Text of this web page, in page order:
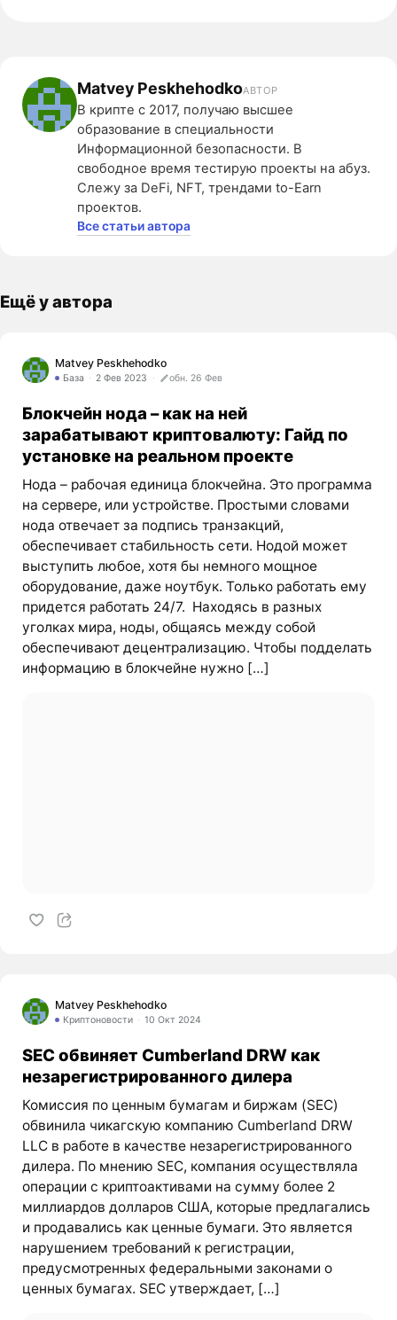
Matvey PeskhehodkoАВТОР
В крипте с 2017, получаю высшее
образование в специальности
Информационной безопасности. В
свободное время тестирую проекты на абуз.
Слежу за DeFi, NFT, трендами to-Earn
проектов.
Все статьи автора
Ещё у автора
Matvey Peskhehodko
База 2 Фев 2023 обн. 26 Фев
Блокчейн нода – как на ней
зарабатывают криптовалюту: Гайд по
установке на реальном проекте
Нода – рабочая единица блокчейна. Это программа
на сервере, или устройстве. Простыми словами
нода отвечает за подпись транзакций,
обеспечивает стабильность сети. Нодой может
выступить любое, хотя бы немного мощное
оборудование, даже ноутбук. Только работать ему
придется работать 24/7. Находясь в разных
уголках мира, ноды, общаясь между собой
обеспечивают децентрализацию. Чтобы подделать
информацию в блокчейне нужно […]
Matvey Peskhehodko
Криптоновости 10 Окт 2024
SEC обвиняет Cumberland DRW как
незарегистрированного дилера
Комиссия по ценным бумагам и биржам (SEC)
обвинила чикагскую компанию Cumberland DRW
LLC в работе в качестве незарегистрированного
дилера. По мнению SEC, компания осуществляла
операции с криптоактивами на сумму более 2
миллиардов долларов США, которые предлагались
и продавались как ценные бумаги. Это является
нарушением требований к регистрации,
предусмотренных федеральными законами о
ценных бумагах. SEC утверждает, […]